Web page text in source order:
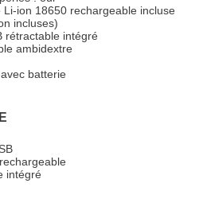
ion 18650 rechargeable incluse
incluses)
rétractable intégré
ambidextre
batterie
intégré